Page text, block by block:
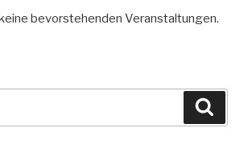
bevorstehenden Veranstaltungen.